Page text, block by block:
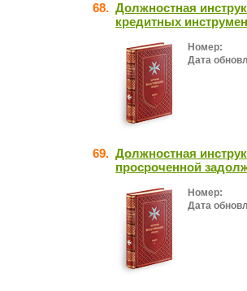
68. Должностная
кредитных
Номер:
Дата
69. Должностная
просроченной
Номер:
Дата